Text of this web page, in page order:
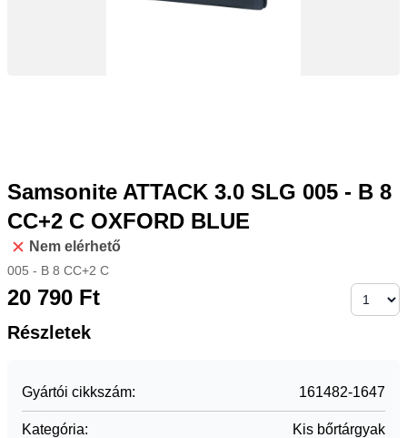
Samsonite ATTACK 3.0 SLG 005 - B 8
CC+2 C OXFORD BLUE
Nem elérhető
005 - B 8 CC+2 C
20 790 Ft
Részletek
Gyártói cikkszám: 161482-1647
Kategória: Kis bőrtárgyak